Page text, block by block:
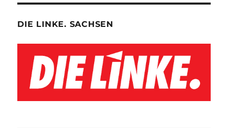
DIE LINKE. SACHSEN